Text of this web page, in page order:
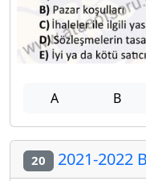
A B
20 2021-2022